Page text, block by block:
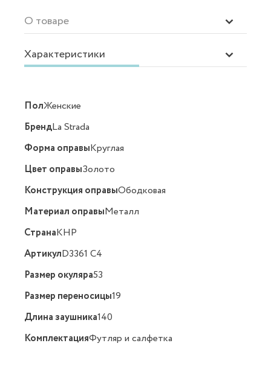
О товаре
Характеристики
ПолЖенские
БрендLa Strada
Форма оправыКруглая
Цвет оправыЗолото
Конструкция оправыОбодковая
Материал оправыМеталл
СтранаКНР
АртикулD3361 C4
Размер окуляра53
Размер переносицы19
Длина заушника140
КомплектацияФутляр и салфетка